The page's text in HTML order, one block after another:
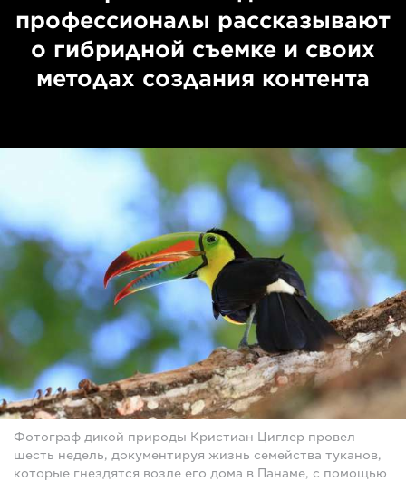
профессионалы рассказывают
о гибридной съемке и своих
методах создания контента
Фотограф дикой природы Кристиан Циглер провел
шесть недель, документируя жизнь семейства туканов,
которые гнездятся возле его дома в Панаме, с помощью